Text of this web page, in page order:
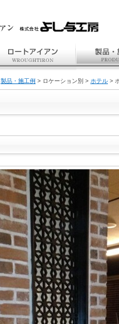
製品・施工例 > ロケーション別 > ホテル >